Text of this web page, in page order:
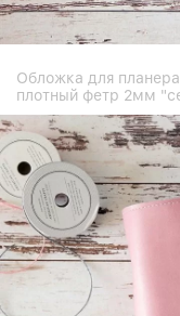
Обложка для
плотный фетр 2мм